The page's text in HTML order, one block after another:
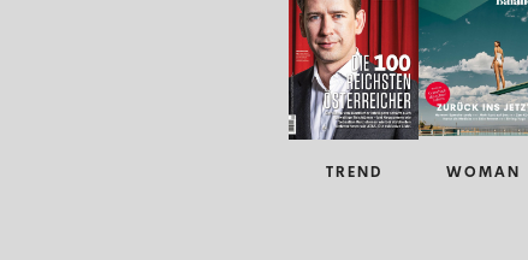
TREND WOMAN